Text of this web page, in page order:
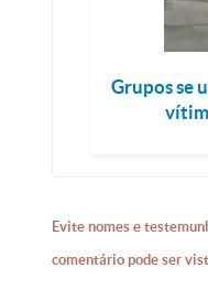
Grupos se
Evite nomes e
comentário pode ser